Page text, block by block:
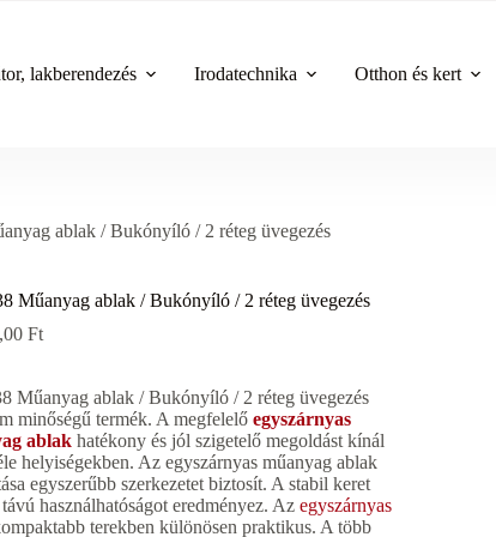
lakberendezés Irodatechnika Otthon és kert
ablak / Bukónyíló / 2 réteg üvegezés
Műanyag ablak / Bukónyíló / 2 réteg üvegezés
Ft
Műanyag ablak / Bukónyíló / 2 réteg üvegezés
minőségű termék. A megfelelőegyszárnyas
ablak hatékony és jól szigetelő megoldást kínál
helyiségekben. Az egyszárnyas műanyag ablak
egyszerűbb szerkezetet biztosít. A stabil keret
távú használhatóságot eredményez. Azegyszárnyas
terekben különösen praktikus. A több